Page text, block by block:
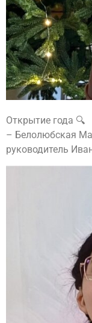
Открытие года 🔍
– Белолюбская
руководитель